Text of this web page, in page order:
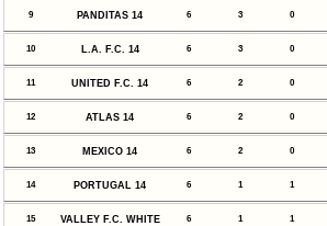
9 PANDITAS 14 6 3 0
10 L.A. F.C. 14 6 3 0
11 UNITED F.C. 14 6 2 0
12 ATLAS 14 6 2 0
13 MEXICO 14 6 2 0
14 PORTUGAL 14 6 1 1
15
VALLEY F.C. WHITE
6 1 1